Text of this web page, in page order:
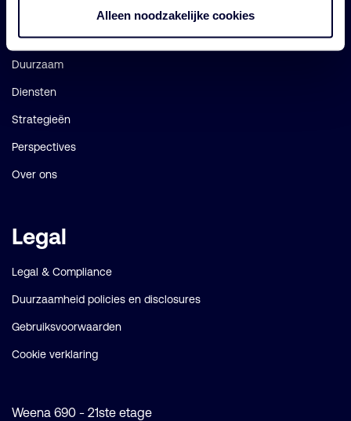
Alleen noodzakelijke cookies
Impact
Duurzaam
Diensten
Strategieën
Perspectives
Over ons
Legal
Legal & Compliance
Duurzaamheid policies en disclosures
Gebruiksvoorwaarden
Cookie verklaring
Weena 690 - 21ste etage